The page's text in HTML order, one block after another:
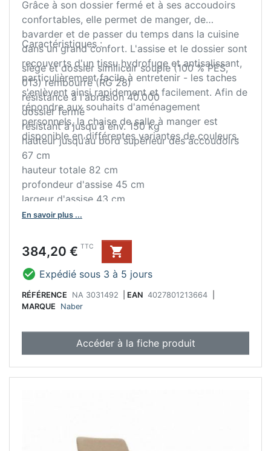
Grâce à son dossier fermé et à ses accoudoirs
confortables, elle permet de manger, de
bavarder et de passer du temps dans la cuisine
dans un grand confort. L'assise et le dossier sont
recouverts d'un tissu hydrofuge et antisalissant,
particulièrement facile à entretenir - les taches
s'enlèvent ainsi rapidement et facilement. Afin de
répondre aux souhaits d'aménagement
personnels, la chaise de salle à manger est
disponible en différentes variantes de couleurs.
Caractéristiques :
siège et dossier similicuir souple (100 % PES,
013) rembourré (RG 28)
résistance à l'abrasion 40.000
dossier fermé
résistant à jusqu'à env. 150 kg
hauteur jusqu’au bord supérieur des accoudoirs
67 cm
hauteur totale 82 cm
profondeur d'assise 45 cm
largeur d'assise 43 cm
hauteur d'assise 48 cm
livraison démontée
En savoir plus ...
Prix
384,20 € TTC

 Expédié sous 3 à 5 jours
RÉFÉRENCE NA 3031492 EAN 4027801213664
MARQUE
Naber
Accéder à la fiche produit